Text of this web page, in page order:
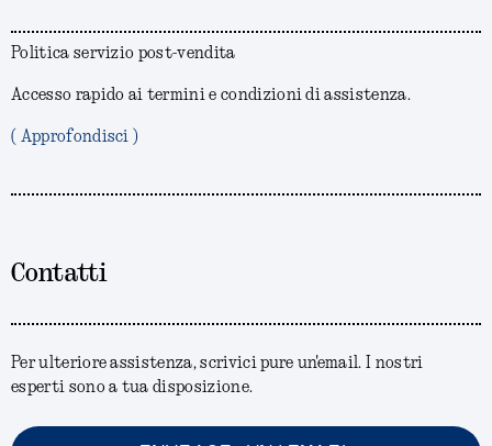
Politica servizio post-vendita
Accesso rapido ai termini e condizioni di assistenza.
( Approfondisci )
Contatti
Per ulteriore assistenza, scrivici pure un'email. I nostri
esperti sono a tua disposizione.